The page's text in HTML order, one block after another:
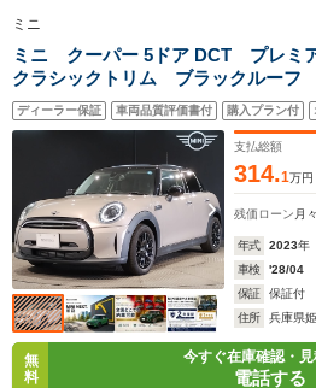
ミニ
ミニ クーパー 5ドア DCT プレミ
クラシックトリム ブラックルー
ザレットコンビシート ヘッドアッ
ルーズコントロール Apple
スト シートヒーター
ディーラー保証 車両品質評価書付 購入プラン付
支払総額
314.1万円
残価ローン 月々
年式 2023年
車検
'28/04
保証
保証付
住所
兵庫県
無
料
今すぐ在庫確認・
電話する